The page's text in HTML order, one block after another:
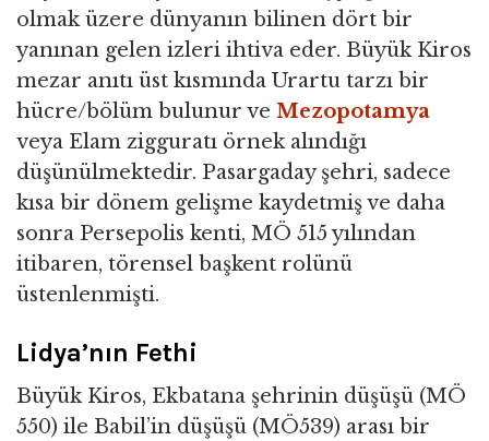
olmak üzere dünyanın bilinen dört bir
yanınan gelen izleri ihtiva eder. Büyük Kiros
mezar anıtı üst kısmında Urartu tarzı bir
hücre/bölüm bulunur ve Mezopotamya
veya Elam zigguratı örnek alındığı
düşünülmektedir. Pasargaday şehri, sadece
kısa bir dönem gelişme kaydetmiş ve daha
sonra Persepolis kenti, MÖ 515 yılından
itibaren, törensel başkent rolünü
üstenlenmişti.
Lidya’nın Fethi
Büyük Kiros, Ekbatana şehrinin düşüşü (MÖ
550) ile Babil’in düşüşü (MÖ539) arası bir